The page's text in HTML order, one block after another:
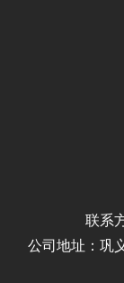
联系
公司地址：巩